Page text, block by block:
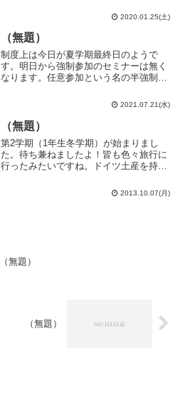
て来るコニャックを安物のキャンディー
と飲（や）る、というシーンが凄く印象
に残っている、という話を...
2020.01.25(土)
（無題）
制度上は今日が夏学期最終日のようで
す。明日から強制参加のセミナーは無く
なります。任意参加という名の半強制参
として、明日から連休に入って仕事が出
研）との共同研究の原稿の手直...
2021.07.21(水)
（無題）
第2学期（1年生冬学期）が始まりまし
た。待ち兼ねましたよ！皆も色々旅行に
行ったみたいですね。ドイツ土産を持っ
つ、角島で買った海苔の佃煮食べます
か？（小声）今日から2週間程はお試し期
2013.10.07(月)
（無題）
（無題）